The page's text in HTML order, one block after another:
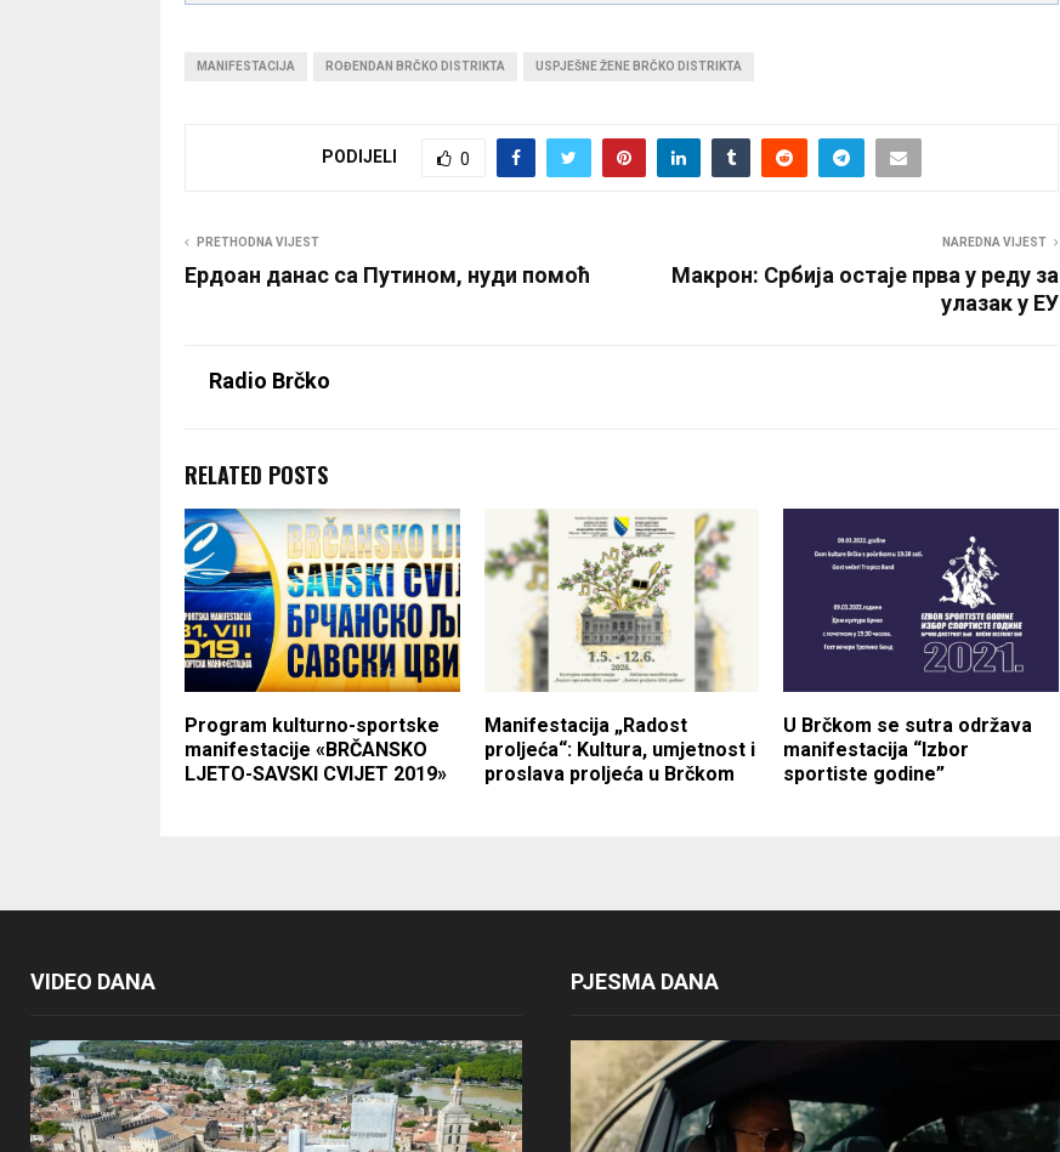
MANIFESTACIJA ROĐENDAN BRČKO DISTRIKTA USPJEŠNE ŽENE BRČKO DISTRIKTA
PODIJELI 0
PRETHODNA VIJEST
Ердоан данас са Путином, нуди помоћ
NAREDNA VIJEST
Макрон: Србија остаје прва у реду за
улазак у ЕУ
Radio Brčko
RELATED POSTS
Program kulturno-sportske
manifestacije «BRČANSKO
LJETO-SAVSKI CVIJET 2019»
Manifestacija „Radost
proljeća“: Kultura, umjetnost i
proslava proljeća u Brčkom
U Brčkom se sutra održava
manifestacija “Izbor
sportiste godine”
VIDEO DANA PJESMA DANA